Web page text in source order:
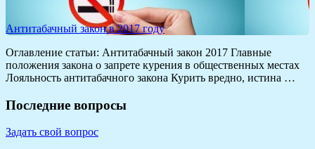
Антитабачный закон в 2017 году
Оглавление статьи: Антитабачный закон 2017 Главные
положения закона о запрете курения в общественных местах
Лояльность антитабачного закона Курить вредно, истина …
Последние вопросы
Задать свой вопрос